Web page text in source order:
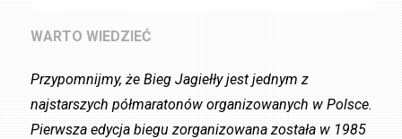
WARTO WIEDZIEĆ
Przypomnijmy, że Bieg Jagiełły jest jednym z
najstarszych półmaratonów organizowanych w Polsce.
Pierwsza edycja biegu zorganizowana została w 1985